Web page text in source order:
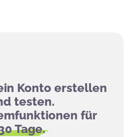
Konto erstellen
testen.
für
Tage.